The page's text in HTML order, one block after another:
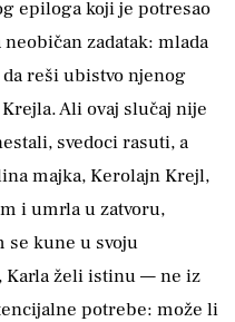
epiloga koji je potresao
zadatak: mlada
reši ubistvo njenog
Ali ovaj slučaj nije
svedoci rasuti, a
majka, Kerolajn Krejl,
i umrla u zatvoru,
se kune u svoju
Karla želi istinu — ne iz
potrebe: može li